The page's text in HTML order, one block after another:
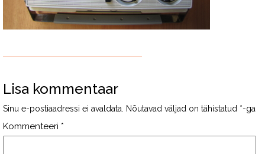
Lisa kommentaar
Sinu e-postiaadressi ei avaldata. Nõutavad väljad on tähistatud *-ga
Kommenteeri *